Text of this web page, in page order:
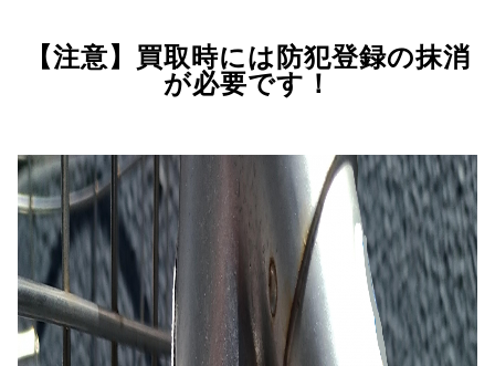
【注意】買取時には防犯登録の抹消
が必要です！